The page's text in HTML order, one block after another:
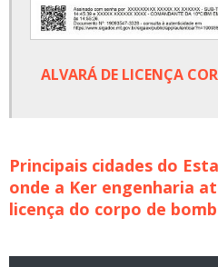
ALVARÁ DE LICENÇA
Principais cidades do
onde a Ker engenharia
licença do corpo de